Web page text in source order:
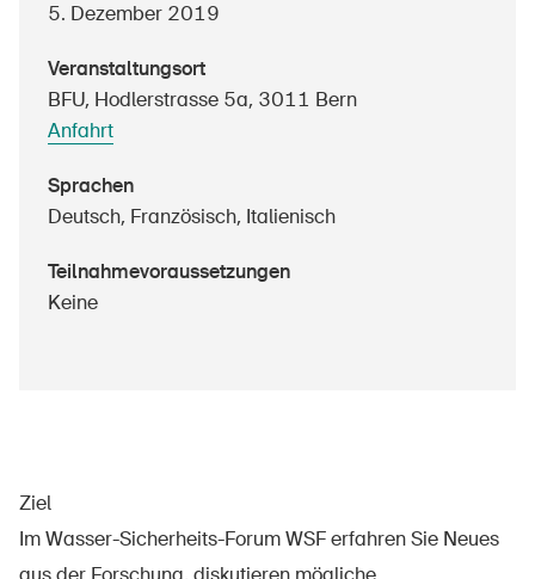
Rechtsfragen & Gerichtsentscheide
5. Dezember 2019
Veranstaltungsort
BFU, Hodlerstrasse 5a, 3011 Bern
Anfahrt
Sprachen
Deutsch, Französisch, Italienisch
Teilnahmevoraussetzungen
Keine
Ziel
Im Wasser-Sicherheits-Forum WSF erfahren Sie Neues